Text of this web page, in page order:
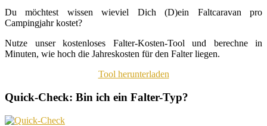
Du möchtest wissen wieviel Dich (D)ein Faltcaravan pro
Campingjahr kostet?
Nutze unser kostenloses Falter-Kosten-Tool und berechne in
Minuten, wie hoch die Jahreskosten für den Falter liegen.
Tool herunterladen
Quick-Check: Bin ich ein Falter-Typ?